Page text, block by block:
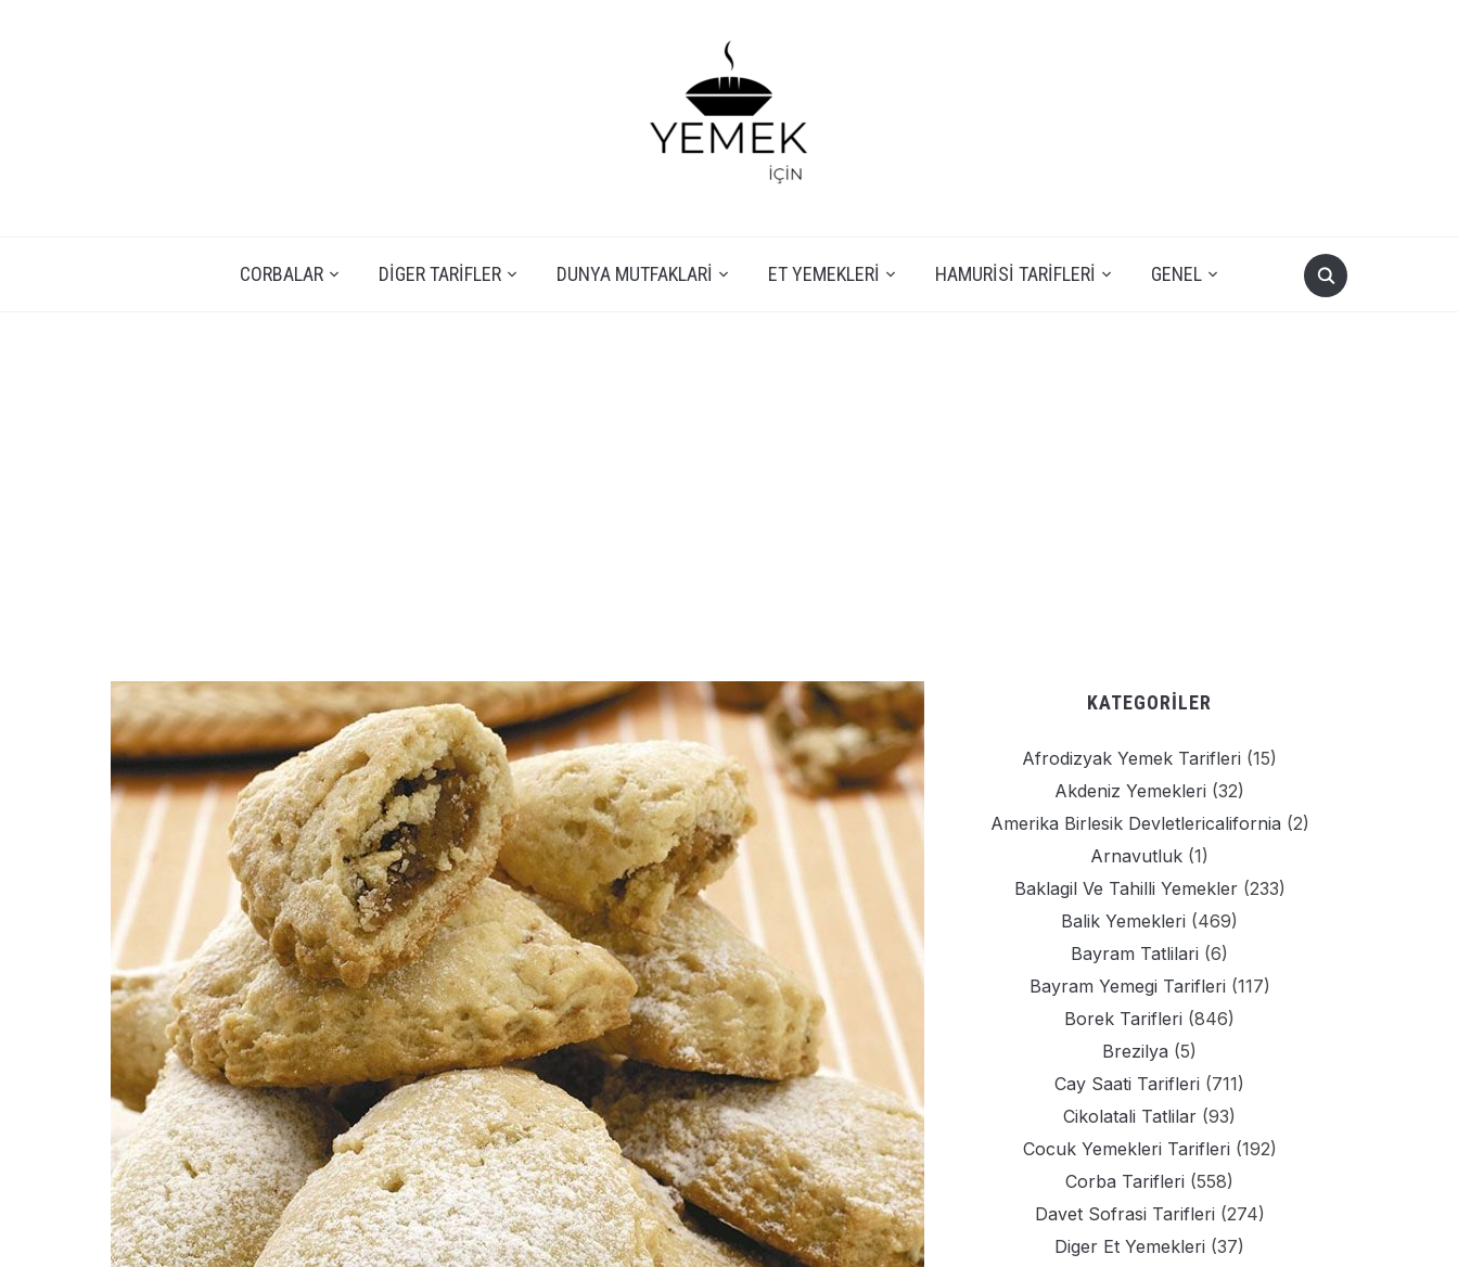
CORBALAR DIGER TARIFLER DUNYA MUTFAKLARI ET YEMEKLERI HAMURISI TARIFLERI GENEL
KATEGORILER
Afrodizyak Yemek Tarifleri (15)
Akdeniz Yemekleri (32)
Amerika Birlesik Devletlericalifornia (2)
Arnavutluk (1)
Baklagil Ve Tahilli Yemekler(233)
Balik Yemekleri (469)
Bayram Tatlilari (6)
Bayram Yemegi Tarifleri (117)
Borek Tarifleri (846)
Brezilya (5)
Cay Saati Tarifleri (711)
Cikolatali Tatlilar (93)
Cocuk Yemekleri Tarifleri (192)
Corba Tarifleri (558)
Davet Sofrasi Tarifleri (274)
Diger Et Yemekleri (37)